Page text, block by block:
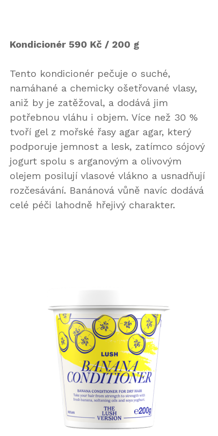
Kondicionér 590 Kč / 200 g
Tento kondicionér pečuje o suché,
namáhané a chemicky ošetřované vlasy,
aniž by je zatěžoval, a dodává jim
potřebnou vláhu i objem. Více než 30 %
tvoří gel z mořské řasy agar agar, který
podporuje jemnost a lesk, zatímco sójový
jogurt spolu s arganovým a olivovým
olejem posilují vlasové vlákno a usnadňují
rozčesávání. Banánová vůně navíc dodává
celé péči lahodně hřejivý charakter.